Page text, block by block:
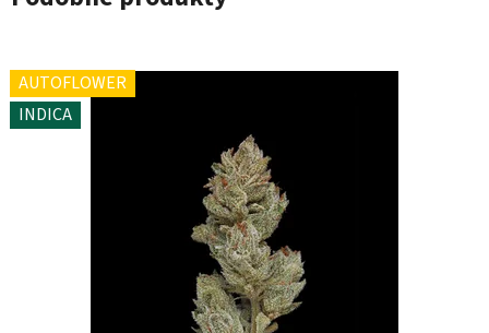
AUTOFLOWER
INDICA